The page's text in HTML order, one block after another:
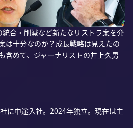
合・削減など新たなリストラ案を発
は十分なのか？成長戦略は見えたの
含めて、ジャーナリストの井上久男
に中途入社。2024年独立。現在は主